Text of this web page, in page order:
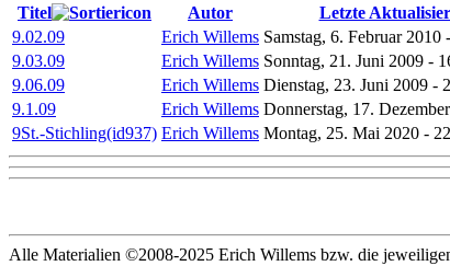
Titel
Autor
Letzte
9.02.09
Erich Willems Samstag, 6. Februar 2010
9.03.09
Erich Willems Sonntag, 21. Juni 2009 -
9.06.09
Erich Willems Dienstag, 23. Juni 2009 -
9.1.09
Erich Willems Donnerstag, 17.
9St.-Stichling(id937) Erich Willems Montag, 25. Mai 2020 -
Alle Materialien ©2008-2025 Erich Willems bzw. die